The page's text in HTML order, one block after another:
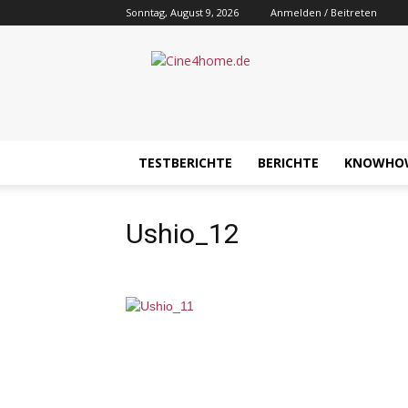
Sonntag, August 9, 2026 Anmelden / Beitreten
Cine4home.de
TESTBERICHTE BERICHTE
Ushio_12